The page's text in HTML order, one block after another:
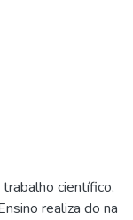
científico,
realiza do na